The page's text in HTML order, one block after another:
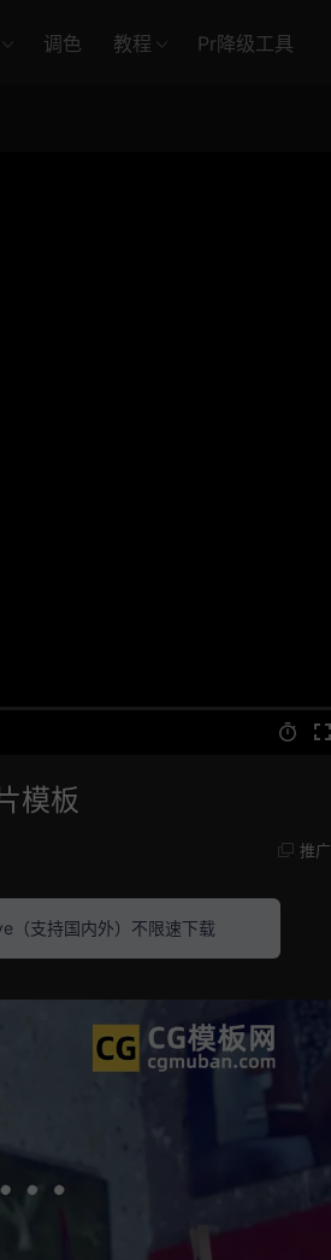
调色 教程 Pr降级工具
模板
推广
支持国内外）不限速下载